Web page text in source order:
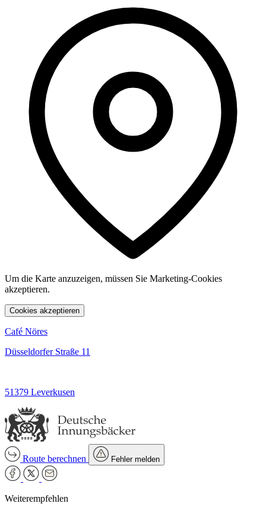
Um die Karte anzuzeigen, müssen Sie Marketing-Cookies
akzeptieren.
Cookies akzeptieren
Café Nöres
Düsseldorfer Straße 11
51379 Leverkusen
Route berechnen Fehler melden
Weiterempfehlen